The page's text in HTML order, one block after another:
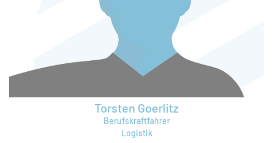
ingo.tegtmeyer@bruening-group.de
Torsten Goerlitz
Berufskraftfahrer
Logistik